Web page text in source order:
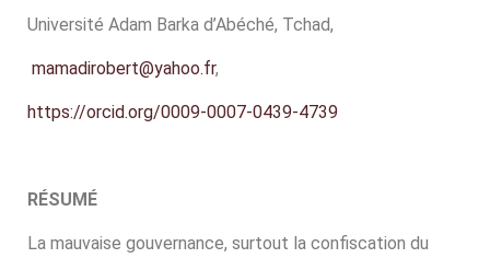
Université Adam Barka d’Abéché, Tchad,
mamadirobert@yahoo.fr,
https://orcid.org/0009-0007-0439-4739
RÉSUMÉ
La mauvaise gouvernance, surtout la confiscation du